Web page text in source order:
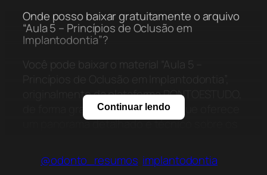
Onde posso baixar gratuitamente o arquivo
“Aula 5 – Princípios de Oclusão em
Implantodontia”?
Você pode baixar o material “Aula 5 –
originalmente da plataforma PONTOESTUDO,
de forma gratuita. Este arquivo, que oferece
um panorama detalhado e técnico sobre os
implantes dentários, está disponível para
download aqui no Acervo Online, sendo uma
Continuar lendo
@odonto_resumos implantodontia